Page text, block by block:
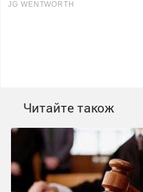
Читайте також